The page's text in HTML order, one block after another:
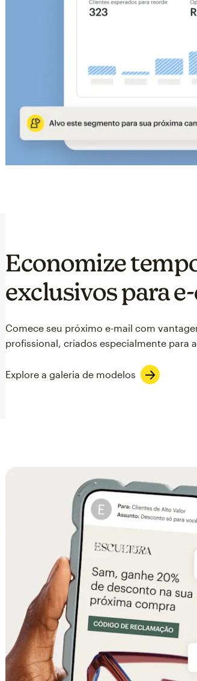
Economize
exclusivos para
Comece seu próximo e-mail com
profissional, criados especialmente para
Explore a galeria de modelos